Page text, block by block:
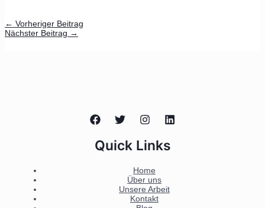
← Vorheriger Beitrag
Nächster Beitrag →
Quick Links
Home
Über uns
Unsere Arbeit
Kontakt